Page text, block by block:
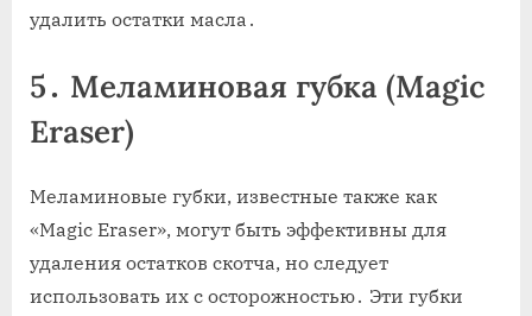
удалить остатки масла․
5․ Меламиновая губка (Magic
Eraser)
Меламиновые губки‚ известные также как
«Magic Eraser»‚ могут быть эффективны для
удаления остатков скотча‚ но следует
использовать их с осторожностью․ Эти губки